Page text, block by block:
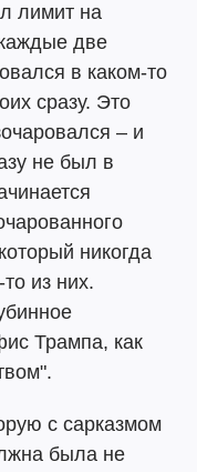
лимит на
две
в каком-то
сразу. Это
– и
не был в
никогда
из них.
Трампа, как
с сарказмом
была не